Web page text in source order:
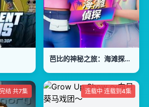
芭比的神秘之旅：海滩探案集国语版
结 共7集 连载中 连载到4集